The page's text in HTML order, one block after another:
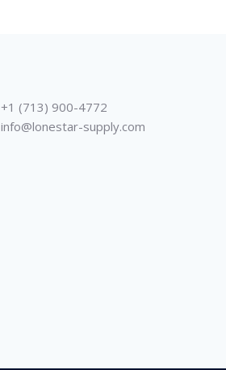
+1 (713) 900-4772
info@lonestar-supply.com